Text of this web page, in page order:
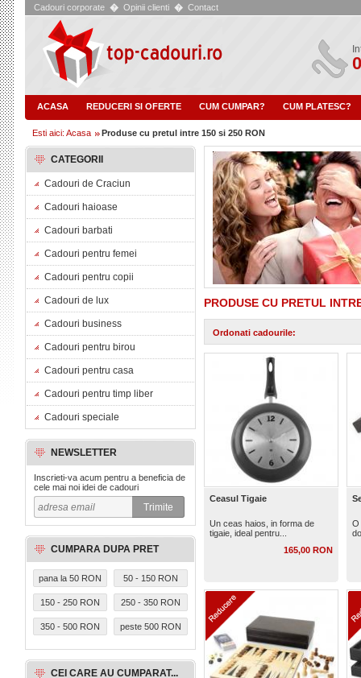
Cadouri corporate � Opinii clienti � Contact
ACASA REDUCERI SI OFERTE CUM CUMPAR? CUM PLATESC?
Esti aici: Acasa Produse cu pretul intre 150 si 250 RON
CATEGORII
Cadouri de Craciun
Cadouri haioase
Cadouri barbati
Cadouri pentru femei
Cadouri pentru copii
Cadouri de lux
Cadouri business
Cadouri pentru birou
Cadouri pentru casa
Cadouri pentru timp liber
Cadouri speciale
NEWSLETTER
Inscrieti-va acum pentru a beneficia de
cele mai noi idei de cadouri
CUMPARA DUPA PRET
pana la 50 RON 50 - 150 RON
150 - 250 RON 250 - 350 RON
350 - 500 RON peste 500 RON
CEI CARE AU CUMPARAT...
PRODUSE CU PRETUL
Ordonati cadourile:
Ceasul Tigaie
Un ceas haios, in forma de
tigaie, ideal pentru...
165,00 RON
O